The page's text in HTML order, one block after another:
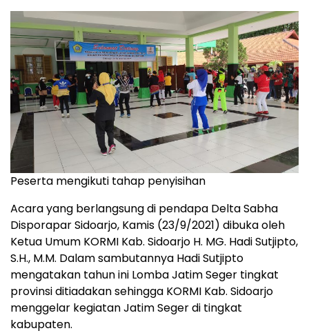
Peserta mengikuti tahap penyisihan
Acara yang berlangsung di pendapa Delta Sabha
Disporapar Sidoarjo, Kamis (23/9/2021) dibuka oleh
Ketua Umum KORMI Kab. Sidoarjo H. MG. Hadi Sutjipto,
S.H., M.M. Dalam sambutannya Hadi Sutjipto
mengatakan tahun ini Lomba Jatim Seger tingkat
provinsi ditiadakan sehingga KORMI Kab. Sidoarjo
menggelar kegiatan Jatim Seger di tingkat
kabupaten.